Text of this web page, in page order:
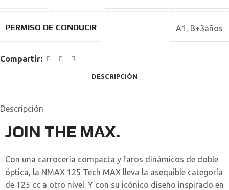
PERMISO DE CONDUCIR A1 B+3años
Compartir:
DESCRIPCIÓN
Descripción
JOIN THE MAX.
Con una carrocería compacta y faros dinámicos de doble
óptica, la NMAX 125 Tech MAX lleva la asequible categoría
de 125 cc a otro nivel. Y con su icónico diseño inspirado en